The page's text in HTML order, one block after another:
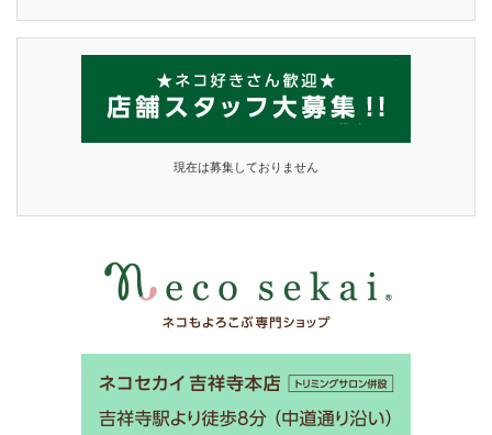
現在は募集しておりません